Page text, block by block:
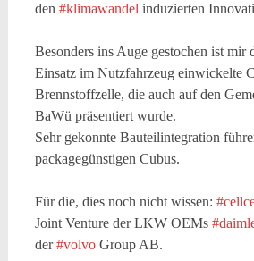
den #klimawandel induzierten
Besonders ins Auge gestochen ist mir
Einsatz im Nutzfahrzeug einwickelte
Brennstoffzelle, die auch auf den
BaWü präsentiert wurde.
Sehr gekonnte Bauteilintegration
packagegünstigen Cubus.
Für die, dies noch nicht wissen:
Joint Venture der LKW OEMs
der#volvoGroup AB.